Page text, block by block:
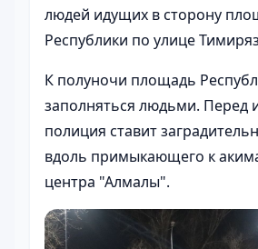
людей идущих в сторону
Республики по улице
К полуночи площадь
заполняться людьми. Перед
полиция ставит
вдоль примыкающего к
центра "Алмалы".